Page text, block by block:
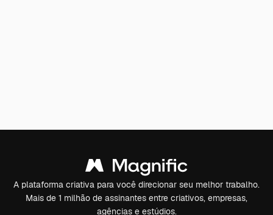
A plataforma criativa para você direcionar seu melhor trabalho.
Mais de 1 milhão de assinantes entre criativos, empresas,
agências e estúdios.